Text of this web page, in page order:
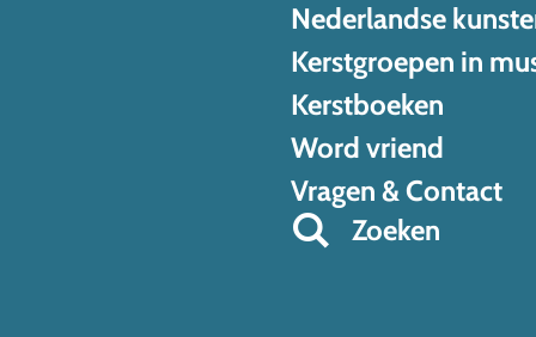
Nederlandse
Kerstgroepen in
Kerstboeken
Word vriend
Vragen & Contact
Zoeken